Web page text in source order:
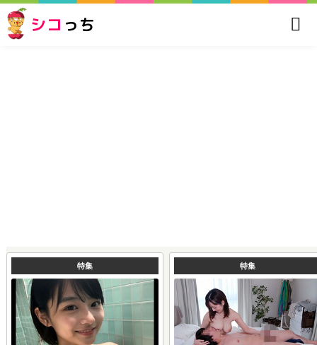
シコ っち
特集 特集